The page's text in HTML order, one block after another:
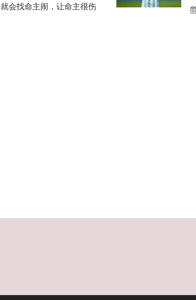
会找命主闹，让命主很伤